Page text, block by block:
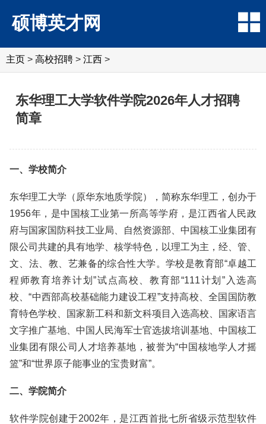
硕博英才网
主页 > 高校招聘 > 江西 >
东华理工大学软件学院2026年人才招聘
简章
一、学校简介
东华理工大学（原华东地质学院），简称东华理工，创办于
1956年，是中国核工业第一所高等学府，是江西省人民政
府与国家国防科技工业局、自然资源部、中国核工业集团有
限公司共建的具有地学、核学特色，以理工为主，经、管、
文、法、教、艺兼备的综合性大学。学校是教育部“卓越工
程师教育培养计划”试点高校、教育部“111计划”入选高
校、“中西部高校基础能力建设工程”支持高校、全国国防教
育特色学校、国家新工科和新文科项目入选高校、国家语言
文字推广基地、中国人民海军士官选拔培训基地、中国核工
业集团有限公司人才培养基地，被誉为“中国核地学人才摇
篮”和“世界原子能事业的宝贵财富”。
二、学院简介
软件学院创建于2002年，是江西首批七所省级示范型软件